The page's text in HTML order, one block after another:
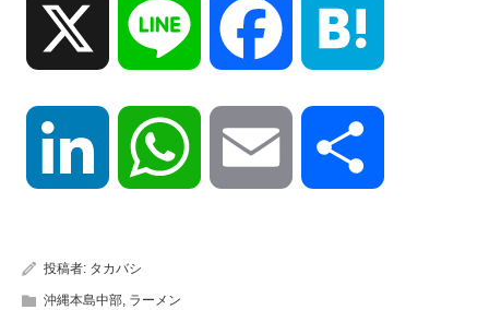
Line Facebook
LinkedIn WhatsApp Email
投稿者: タカバシ
沖縄本島中部, ラーメン